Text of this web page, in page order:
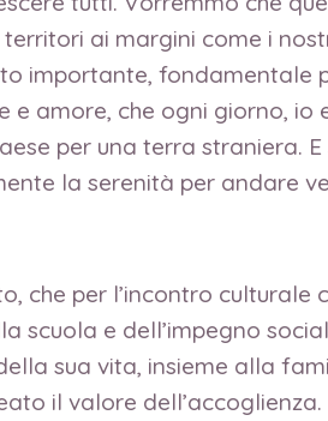
ai margini come i
importante, fondamentale
e amore, che ogni giorno,
per una terra straniera.
la serenità per andare
che per l’incontro
scuola e dell’impegno
sua vita, insieme alla
il valore